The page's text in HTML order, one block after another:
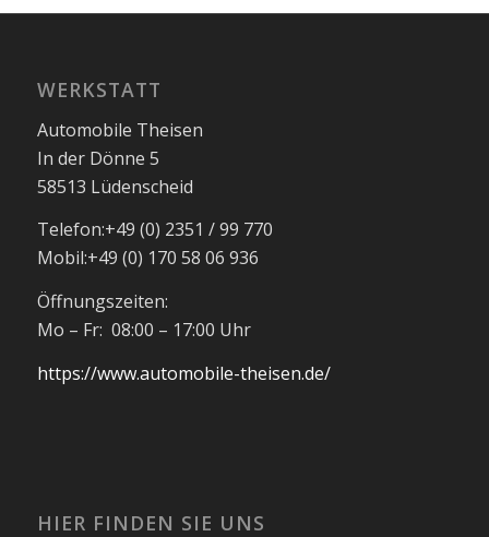
WERKSTATT
Automobile Theisen
In der Dönne 5
58513 Lüdenscheid
Telefon:+49 (0) 2351 / 99 770
Mobil:+49 (0) 170 58 06 936
Öffnungszeiten:
Mo – Fr: 08:00 – 17:00 Uhr
https://www.automobile-theisen.de/
HIER FINDEN SIE UNS